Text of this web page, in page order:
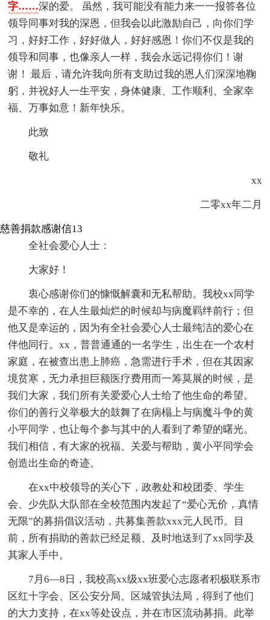
字……深的爱。 虽然，我可能没有能力来一一报答各位
领导同事对我的深恩，但我会以此激励自己，向你们学
习，好好工作，好好做人，好好感恩！你们不仅是我的
领导和同事，也像亲人一样，我会永远记得你们！谢
谢！ 最后，请允许我向所有支助过我的恩人们深深地鞠
躬，并祝好人一生平安，身体健康、工作顺利、全家幸
福、万事如意！新年快乐。
此致
敬礼
xx
二零xx年二月
慈善捐款感谢信13
全社会爱心人士：
大家好！
衷心感谢你们的慷慨解囊和无私帮助。我校xx同学
是不幸的，在人生最灿烂的时候却与病魔羁绊前行；但
他又是幸运的，因为有全社会爱心人士最纯洁的爱心在
伴他同行。xx，普普通通的一名学生，出生在一个农村
家庭，在被查出患上肺癌，急需进行手术，但在其因家
境贫寒，无力承担巨额医疗费用而一筹莫展的时候，是
我们大家，我们所有关爱爱心人士给了他生命的希望。
你们的善行义举极大的鼓舞了在病榻上与病魔斗争的黄
小平同学，也让每个参与其中的人看到了希望的曙光。
我们相信，有大家的祝福、关爱与帮助，黄小平同学会
创造出生命的奇迹。
在xx中校领导的关心下，政教处和校团委、学生
会、少先队大队部在全校范围内发起了“爱心无价，真情
无限”的募捐倡议活动，共募集善款xxx元人民币。目
前，所有捐助的善款已经足额、及时地送到了xx同学及
其家人手中。
7月6—8日，我校高xx级xx班爱心志愿者积极联系市
区红十字会、区公安分局、区城管执法局，得到了他们
的大力支持，在xx等处设点，并在市区流动募捐。此举